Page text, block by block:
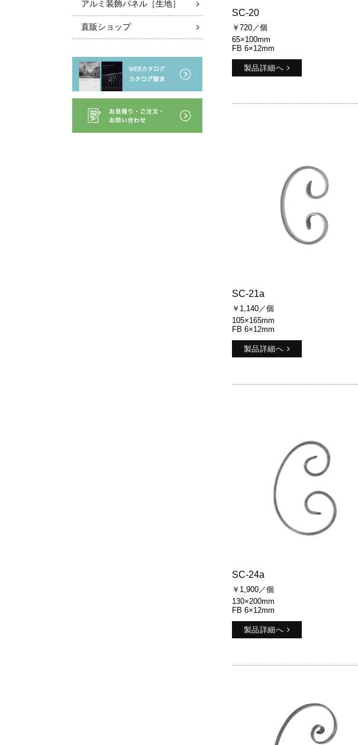
SC-20
￥720／個
65×100mm
FB 6×12mm
製品詳細へ
SC-21a
￥1,140／個
105×165mm
FB 6×12mm
製品詳細へ
SC-24a
￥1,900／個
130×200mm
FB 6×12mm
製品詳細へ
アルミ装飾パネル［生地］
直販ショップ